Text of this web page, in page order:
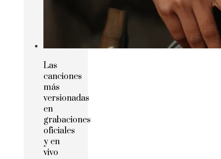
Las
canciones
más
versionadas
en
grabaciones
oficiales
y en
vivo